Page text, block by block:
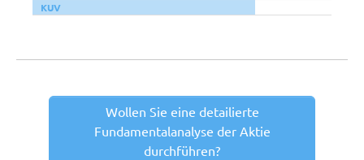
KUV
Wollen Sie eine detailierte
Fundamentalanalyse der Aktie
durchführen?